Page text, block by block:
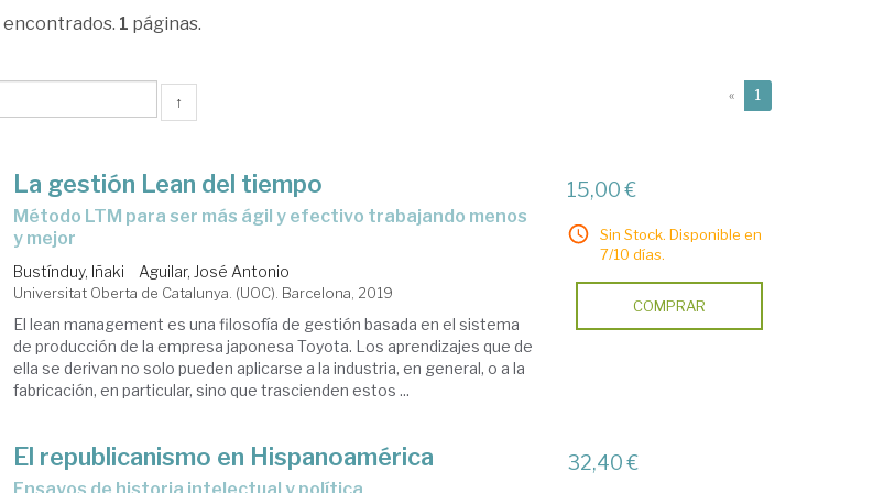
encontrados. 1 páginas.
↑ « 1
La gestión Lean del tiempo
método LTM para ser más ágil y efectivo trabajando menos
y mejor
Bustínduy, Iñaki Aguilar, José Antonio
Universitat Oberta de Catalunya. (UOC). Barcelona, 2019
El lean management es una filosofía de gestión basada en el sistema
de producción de la empresa japonesa Toyota. Los aprendizajes que de
ella se derivan no solo pueden aplicarse a la industria, en general, o a la
fabricación, en particular, sino que trascienden estos ...
15,00 €
Sin Stock. Disponible en
7/10 días.
COMPRAR
El republicanismo en Hispanoamérica 32,40 €